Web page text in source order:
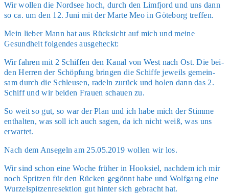
Wir wol­len die Nord­see hoch, durch den Lim­fjord und uns dann
so ca. um den 12. Juni mit der Mar­te Meo in Göte­borg tref­fen.
Mein lie­ber Mann hat aus Rück­sicht auf mich und mei­ne
Gesund­heit fol­gen­des aus­ge­heckt:
Wir fah­ren mit 2 Schif­fen den Kanal von West nach Ost. Die bei­
den Her­ren der Schöp­fung brin­gen die Schif­fe jeweils gemein­
sam durch die Schleu­sen, radeln zurück und holen dann das 2.
Schiff und wir bei­den Frau­en schau­en zu.
So weit so gut, so war der Plan und ich habe mich der Stim­me
ent­hal­ten, was soll ich auch sagen, da ich nicht weiß, was uns
erwar­tet.
Nach dem Anse­geln am 25.05.2019 wol­len wir los.
Wir sind schon eine Woche frü­her in Hook­siel, nach­dem ich mir
noch Sprit­zen für den Rücken gegönnt habe und Wolf­gang eine
Wur­zel­spit­zen­re­sek­ti­on gut hin­ter sich gebracht hat.